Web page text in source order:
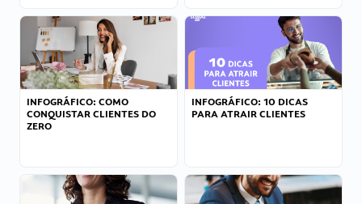
INFOGRÁFICO: COMO
CONQUISTAR CLIENTES DO
ZERO
INFOGRÁFICO: 10 DICAS
PARA ATRAIR CLIENTES